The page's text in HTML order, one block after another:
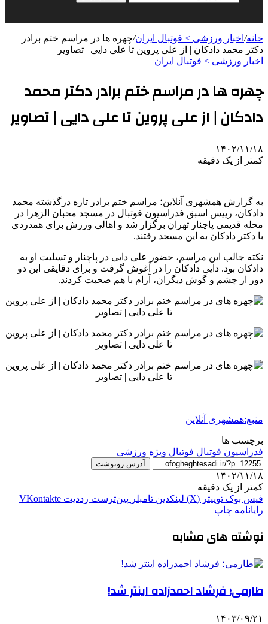
خانه/ اخبار ورزشی > فوتبال ايران/چهره ها در مراسم ختم برادر
دکتر محمد دادکان | از علی پروین تا علی دایی | تصاویر
اخبار ورزشی > فوتبال ايران
چهره ها در مراسم ختم برادر دکتر محمد
دادکان | از علی پروین تا علی دایی | تصاویر
۱۴۰۲/۱۱/۱۸
کمتر از یک دقیقه
به گزارش همشهری آنلاین؛ مراسم ختم برادر تازه درگذشته محمد
دادکان، رییس اسبق فدراسیون فوتبال در مسجد محبان الزهرا در
محله قدیمی پاچنار تهران برگزار شد و اهالی ورزش برای همدردی
با دکتر دادکان به این مسجد رفتند.
نکته جالب این مراسم، حضور علی دایی در پاچنار و تسلیت او به
دادکان بود. دایی دادکان را در آغوش گرفت و برای دقایقی این دو
دور از چشم و گوش دیگران، آرام با هم صحبت کردند.
منبع:همشهری آنلاین
برچسب ها
فدراسیون فوتبال فوتبال ویژه ورزشی
آدرس رونوشت
۱۴۰۲/۱۱/۱۸
کمتر از یک دقیقه
فیس بوک توییتر (X) لینکدین ‫تامبلر ‫پین‌ترست ‫رددیت ‫VKontakte
رایانامه چاپ
نوشته های مشابه
طارمی؛ فرشاد احمدزاده اینتر شد!
۱۴۰۳/۰۹/۲۱